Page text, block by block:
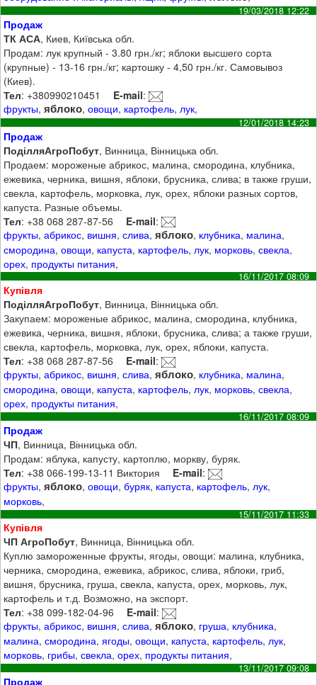
19/03/2018 12:22
Продаж
ТК АСА, Киев, Київська обл.
Продам: лук крупный - 3.80 грн./кг; яблоки высшего сорта
(крупные) - 13-16 грн./кг; картошку - 4,50 грн./кг. Самовывоз
(Киев).
Тел: +380990210451 E-mail:
фрукты,яблоко,овощи, картофель, лук,
12/01/2018 14:23
Продаж
ПоділляАгроПобут, Винница, Вінницька обл.
Продаем: мороженые абрикос, малина, смородина, клубника,
ежевика, черника, вишня, яблоки, брусника, слива; в также груши,
свекла, картофель, морковка, лук, орех, яблоки разных сортов,
капуста. Разные объемы.
Тел: +38 068 287-87-56 E-mail:
фрукты,абрикос, вишня,слива,яблоко, клубника, малина,
смородина,овощи, капуста, картофель, лук, морковь,свекла,
орех, продукты питания,
16/11/2017 08:09
Купівля
ПоділляАгроПобут, Винница, Вінницька обл.
Закупаем: мороженые абрикос, малина, смородина, клубника,
ежевика, черника, вишня, яблоки, брусника, слива; а также груши,
свекла, картофель, морковка, лук, орех, яблоки, капуста.
Тел: +38 068 287-87-56 E-mail:
фрукты,абрикос, вишня,слива,яблоко, клубника, малина,
смородина,овощи, капуста, картофель,лук, морковь,свекла,
орех, продукты питания,
16/11/2017 08:09
Продаж
ЧП, Винница, Вінницька обл.
Продам: яблука, капусту, картоплю, моркву, буряк.
Тел: +38 066-199-13-11 Виктория E-mail:
фрукты,яблоко,овощи,буряк, капуста, картофель, лук,
морковь,
15/11/2017 11:33
Купівля
ЧП АгроПобут, Винница, Вінницька обл.
Куплю замороженные фрукты, ягоды, овощи: малина, клубника,
черника, смородина, ежевика, абрикос, слива, яблоки, гриб,
вишня, брусника, груша, свекла, капуста, орех, морковь, лук,
картофель и т.д. Возможно, на экспорт.
Тел: +38 099-182-04-96 E-mail:
фрукты,абрикос, вишня,слива,яблоко, груша, клубника,
малина,смородина,ягоды,овощи, капуста, картофель,лук,
морковь, грибы,свекла,орех, продукты питания,
13/11/2017 09:08
Продаж